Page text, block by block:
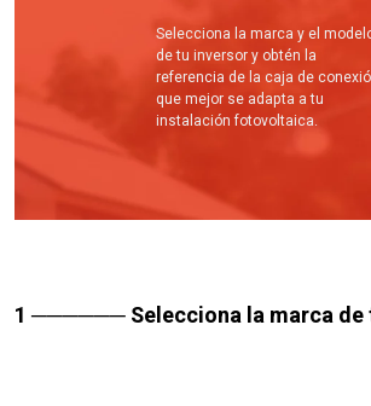
Selecciona la marca y el
de tu inversor y obtén la
referencia de la caja de
que mejor se adapta a tu
instalación fotovoltaica.
1 ────── Selecciona la marca de